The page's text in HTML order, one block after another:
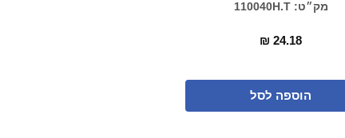
מק״ט: 110040H.T
₪ 24.18
הוספה לסל